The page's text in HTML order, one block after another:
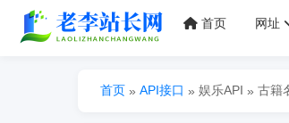
首页 网址
首页 » API接口 » 娱乐API » 古籍